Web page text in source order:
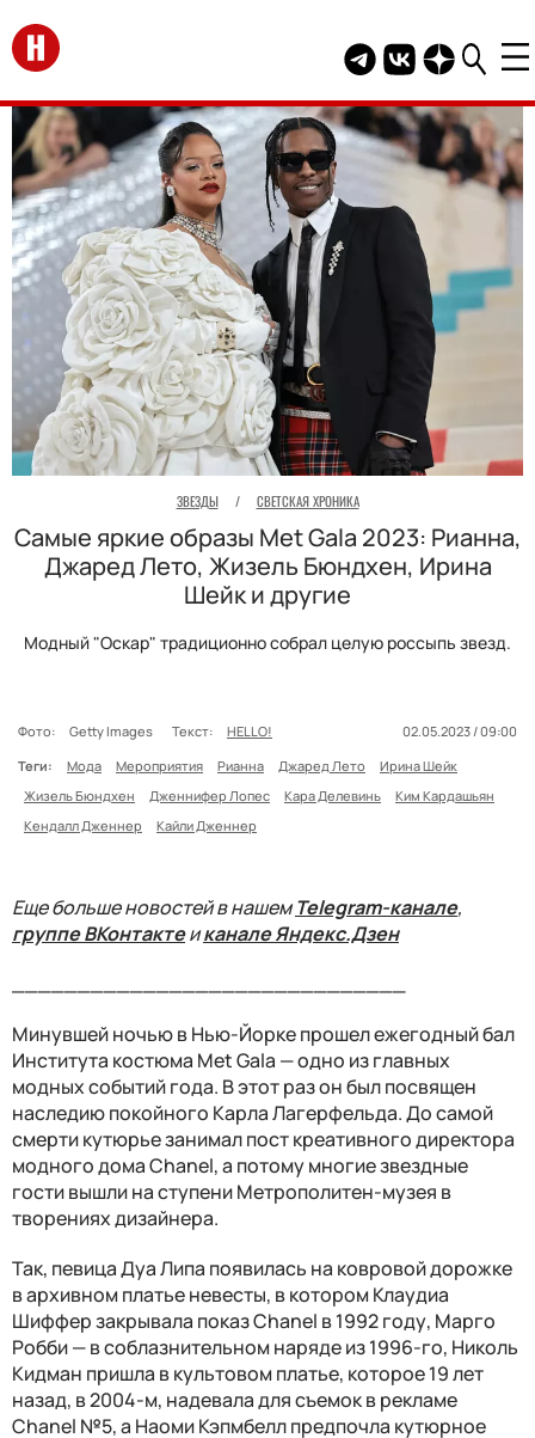
Перейти на главную
Telegram канал
Группа HELLO
Канал
ЗВЕЗДЫ / СВЕТСКАЯ ХРОНИКА
Самые яркие образы Met Gala 2023: Рианна,
Джаред Лето, Жизель Бюндхен, Ирина
Шейк и другие
Модный "Оскар" традиционно собрал целую россыпь звезд.
Фото: Getty Images Текст: HELLO!
02.05.2023 / 09:00
Теги:
Мода Мероприятия Рианна Джаред Лето
Ирина Шейк
Жизель Бюндхен
Дженнифер Лопес Кара Делевинь
Ким Кардашьян
Кендалл Дженнер
Кайли Дженнер
Еще больше новостей в нашемTelegram-канале,
группе ВКонтактеиканале Яндекс.Дзен
Минувшей ночью в Нью-Йорке прошел ежегодный бал
Института костюма Met Gala — одно из главных
модных событий года. В этот раз он был посвящен
наследию покойного Карла Лагерфельда. До самой
смерти кутюрье занимал пост креативного директора
модного дома Chanel, а потому многие звездные
гости вышли на ступени Метрополитен-музея в
творениях дизайнера.
Так, певица Дуа Липа появилась на ковровой дорожке
в архивном платье невесты, в котором Клаудиа
Шиффер закрывала показ Chanel в 1992 году, Марго
Робби — в соблазнительном наряде из 1996-го, Николь
Кидман пришла в культовом платье, которое 19 лет
назад, в 2004-м, надевала для съемок в рекламе
Chanel №5, а Наоми Кэпмбелл предпочла кутюрное